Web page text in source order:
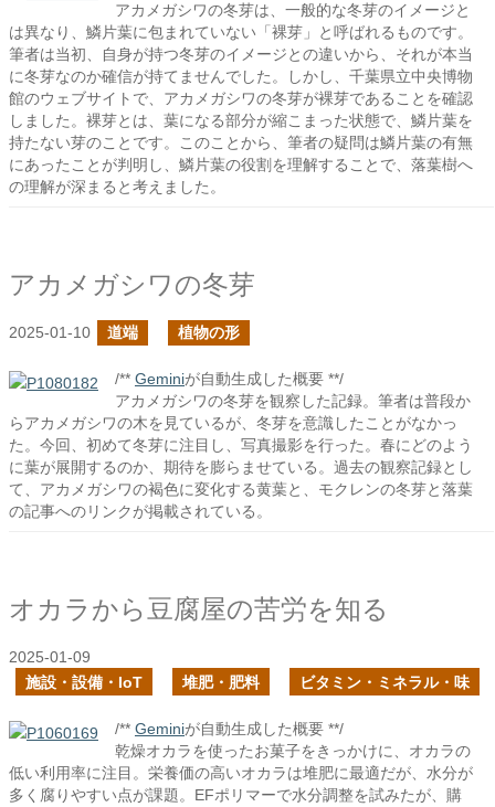
アカメガシワの冬芽は、一般的な冬芽のイメージと
は異なり、鱗片葉に包まれていない「裸芽」と呼ばれるものです。
筆者は当初、自身が持つ冬芽のイメージとの違いから、それが本当
に冬芽なのか確信が持てませんでした。しかし、千葉県立中央博物
館のウェブサイトで、アカメガシワの冬芽が裸芽であることを確認
しました。裸芽とは、葉になる部分が縮こまった状態で、鱗片葉を
持たない芽のことです。このことから、筆者の疑問は鱗片葉の有無
にあったことが判明し、鱗片葉の役割を理解することで、落葉樹へ
の理解が深まると考えました。
アカメガシワの冬芽
2025-01-10 道端 植物の形
/** Geminiが自動生成した概要 **/
アカメガシワの冬芽を観察した記録。筆者は普段か
らアカメガシワの木を見ているが、冬芽を意識したことがなかっ
た。今回、初めて冬芽に注目し、写真撮影を行った。春にどのよう
に葉が展開するのか、期待を膨らませている。過去の観察記録とし
て、アカメガシワの褐色に変化する黄葉と、モクレンの冬芽と落葉
の記事へのリンクが掲載されている。
オカラから豆腐屋の苦労を知る
2025-01-09
施設・設備・IoT
堆肥・肥料 ビタミン・ミネラル・味
/** Geminiが自動生成した概要 **/
乾燥オカラを使ったお菓子をきっかけに、オカラの
低い利用率に注目。栄養価の高いオカラは堆肥に最適だが、水分が
多く腐りやすい点が課題。EFポリマーで水分調整を試みたが、購